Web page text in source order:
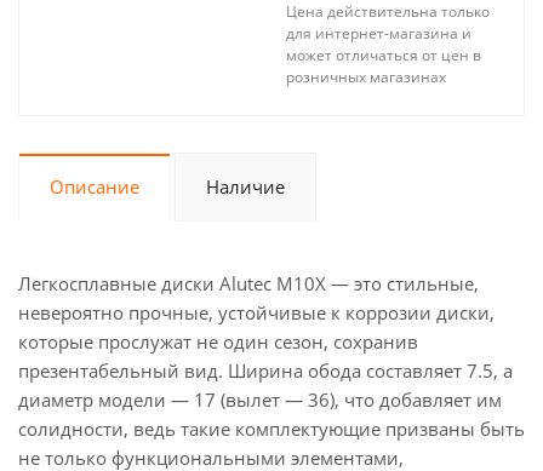
Цена действительна только
для интернет-магазина и
может отличаться от цен в
розничных магазинах
Описание Наличие
Легкосплавные диски Alutec M10X — это стильные,
невероятно прочные, устойчивые к коррозии диски,
которые прослужат не один сезон, сохранив
презентабельный вид. Ширина обода составляет 7.5, а
диаметр модели — 17 (вылет — 36), что добавляет им
солидности, ведь такие комплектующие призваны быть
не только функциональными элементами,